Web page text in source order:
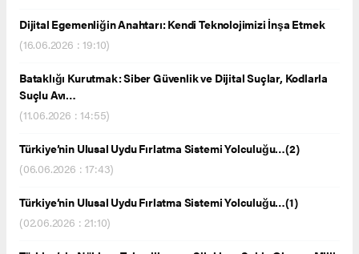
Dijital Egemenliğin Anahtarı: Kendi Teknolojimizi İnşa Etmek
(16.06.2026 : 19:10)
Bataklığı Kurutmak: Siber Güvenlik ve Dijital Suçlar, Kodlarla
Suçlu Avı…
(11.06.2026 : 14:55)
Türkiye’nin Ulusal Uydu Fırlatma Sistemi Yolculuğu…(2)
(06.06.2026 : 17:43)
Türkiye’nin Ulusal Uydu Fırlatma Sistemi Yolculuğu…(1)
(02.06.2026 : 21:10)